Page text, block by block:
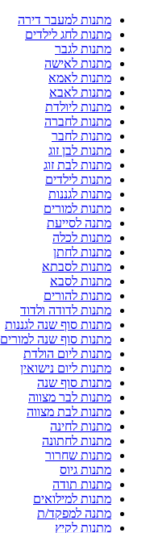
מתנות למעבר דירה
מתנות לחג לילדים
מתנות לגבר
מתנות לאישה
מתנות לאמא
מתנות לאבא
מתנות ליולדת
מתנות לחברה
מתנות לחבר
מתנות לבן זוג
מתנות לבת זוג
מתנות לילדים
מתנות לגננות
מתנות למורים
מתנה לסייעת
מתנות לכלה
מתנות לחתן
מתנות לסבתא
מתנות לסבא
מתנות להורים
מתנות לדודה ולדוד
מתנות סוף שנה לגננות
מתנות סוף שנה למורים
מתנות ליום הולדת
מתנות ליום נישואין
מתנות סוף שנה
מתנות לבר מצווה
מתנות לבת מצווה
מתנות לחינה
מתנות לחתונה
מתנות שחרור
מתנות גיוס
מתנות תודה
מתנות למילואים
מתנה למפקד/ת
מתנות לקיץ